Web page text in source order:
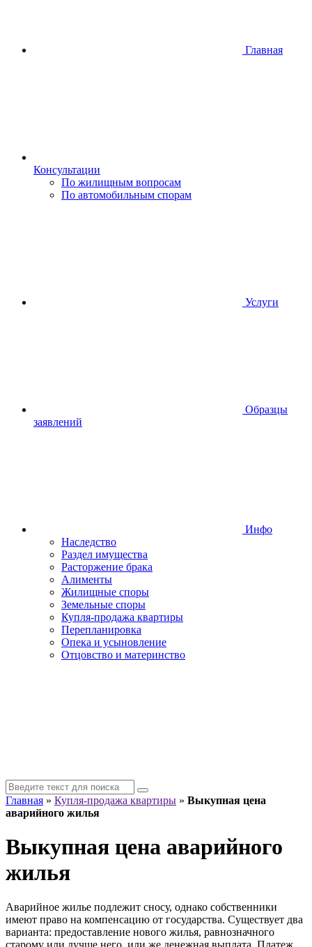
Главная
Консультации
По жилищным вопросам
По автомобильным спорам
Услуги
Образцы
заявлений
Инфо
Наследство
Раздел имущества
Расторжение брака
Алименты
Жилищные споры
Земельные споры
Купля-продажа квартиры
Перепланировка
Опека и усыновление
Отцовство и материнство
Главная » Купля-продажа квартиры » Выкупная цена
аварийного жилья
Выкупная цена аварийного
жилья
Аварийное жилье подлежит сносу, однако собственники
имеют право на компенсацию от государства. Существует два
варианта: предоставление нового жилья, равнозначного
старому или лучше него, или же денежная выплата. Платеж